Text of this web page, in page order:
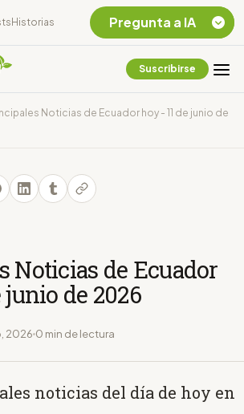
Historias
Suscribirse
Noticias de Ecuador hoy - 11 de junio de
Noticias de Ecuador
junio de 2026
2026 0 min de lectura
noticias del día de hoy en
Pregunta a IA
Chevron Ecuador